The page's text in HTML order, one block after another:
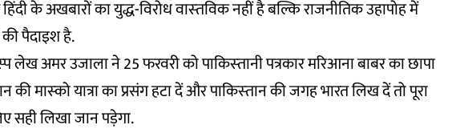
के अखबारों का युद्ध-विरोध वास्‍तविक नहीं है बल्कि राजनीतिक उहापोह में
की पैदाइश है.
अमर उजाला ने 25 फरवरी को पाकिस्‍तानी पत्रकार मरिआना बाबर का छापा
मास्‍को यात्रा का प्रसंग हटा दें और पाकिस्‍तान की जगह भारत लिख दें तो पूरा
सही लिखा जान पड़ेगा.